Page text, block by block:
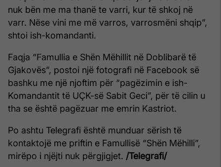
nuk bën me ma thanë te varri, kur të shkoj në
varr. Nëse vini me më varros, varrosmëni shqip”,
shtoi ish-komandanti.
Faqja “Famullia e Shën Mëhillit në Doblibarë të
Gjakovës”, postoi një fotografi në Facebook së
bashku me një njoftim për “pagëzimin e ish-
Komandantit të UÇK-së Sabit Geci”, për të cilin u
tha se është pagëzuar me emrin Kastriot.
Po ashtu Telegrafi është munduar sërish të
kontaktojë me priftin e Famullisë “Shën Mëhilli”,
mirëpo i njëjti nuk përgjigjet. /Telegrafi/